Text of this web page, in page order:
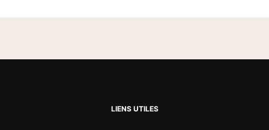
LIENS UTILES